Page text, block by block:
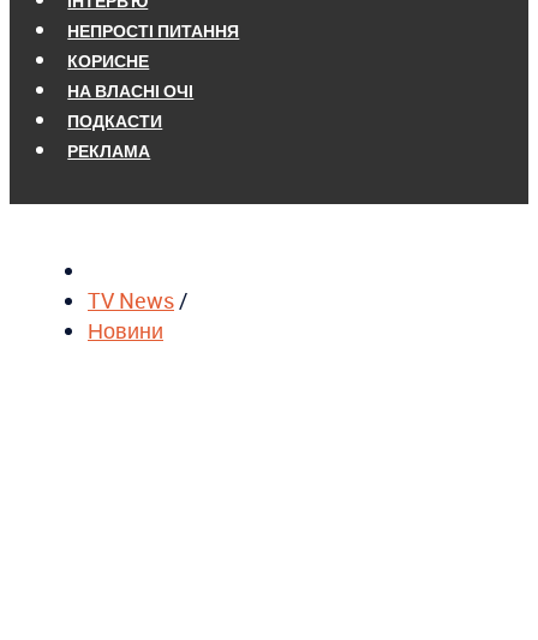
НЕПРОСТІ ПИТАННЯ
КОРИСНЕ
НА ВЛАСНІ ОЧІ
ПОДКАСТИ
РЕКЛАМА
TV News/
Новини